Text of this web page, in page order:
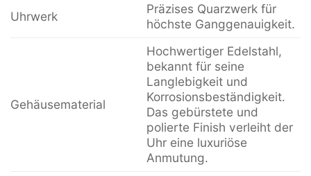
Uhrwerk
Präzises Quarzwerk für
höchste Ganggenauigkeit.
Gehäusematerial
Hochwertiger Edelstahl,
bekannt für seine
Langlebigkeit und
Korrosionsbeständigkeit.
Das gebürstete und
polierte Finish verleiht der
Uhr eine luxuriöse
Anmutung.